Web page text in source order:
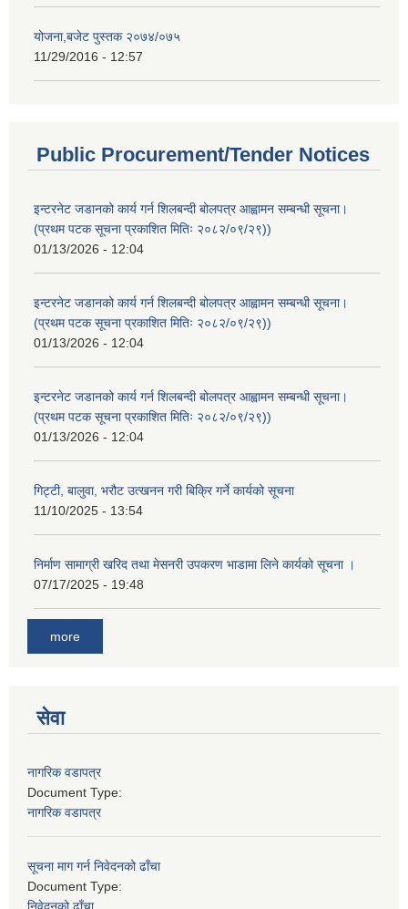
योजना,बजेट पुस्तक २०७४/०७५
11/29/2016 - 12:57
Public Procurement/Tender Notices
इन्टरनेट जडानको कार्य गर्न शिलबन्दी बोलपत्र आह्वामन सम्बन्धी सूचना।
(प्रथम पटक सूचना प्रकाशित मितिः २०८२/०९/२९))
01/13/2026 - 12:04
इन्टरनेट जडानको कार्य गर्न शिलबन्दी बोलपत्र आह्वामन सम्बन्धी सूचना।
(प्रथम पटक सूचना प्रकाशित मितिः २०८२/०९/२९))
01/13/2026 - 12:04
इन्टरनेट जडानको कार्य गर्न शिलबन्दी बोलपत्र आह्वामन सम्बन्धी सूचना।
(प्रथम पटक सूचना प्रकाशित मितिः २०८२/०९/२९))
01/13/2026 - 12:04
गिट्टी, बालुवा, भरौट उत्खनन गरी बिक्रि गर्ने कार्यको सूचना
11/10/2025 - 13:54
निर्माण सामाग्री खरिद तथा मेसनरी उपकरण भाडामा लिने कार्यको सूचना ।
07/17/2025 - 19:48
more
सेवा
नागरिक वडापत्र
Document Type:
नागरिक वडापत्र
सूचना माग गर्न निवेदनको ढाँचा
Document Type: